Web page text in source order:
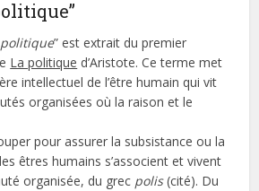
” est extrait du premier
La politique d’Aristote. Ce terme met
intellectuel de l’être humain qui vit
organisées où la raison et le
pour assurer la subsistance ou la
êtres humains s’associent et vivent
organisée, du grec polis(cité). Du